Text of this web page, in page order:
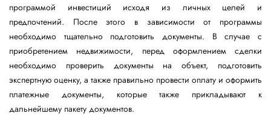
программой инвестиций исходя из личных целей и
предпочтений. После этого в зависимости от программы
необходимо тщательно подготовить документы. В случае с
приобретением недвижимости, перед оформлением сделки
необходимо проверить документы на объект, подготовить
экспертную оценку, а также правильно провести оплату и оформить
платежные документы, которые также прикладывают к
дальнейшему пакету документов.